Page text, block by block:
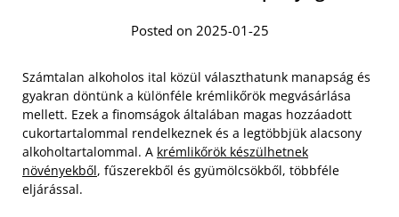
Posted on 2025-01-25
Számtalan alkoholos ital közül választhatunk manapság és
gyakran döntünk a különféle krémlikőrök megvásárlása
mellett. Ezek a finomságok általában magas hozzáadott
cukortartalommal rendelkeznek és a legtöbbjük alacsony
alkoholtartalommal. A krémlikőrök készülhetnek
növényekből, fűszerekből és gyümölcsökből, többféle
eljárással.